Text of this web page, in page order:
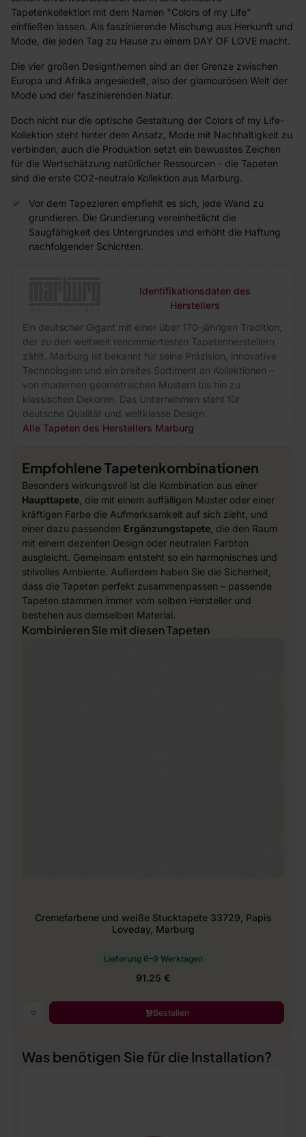
Tapetenkollektion mit dem Namen "Colors of my Life"
einfließen lassen. Als faszinierende Mischung aus Herkunft und
Mode, die jeden Tag zu Hause zu einem DAY OF LOVE macht.
Die vier großen Designthemen sind an der Grenze zwischen
Europa und Afrika angesiedelt, also der glamourösen Welt der
Mode und der faszinierenden Natur.
Doch nicht nur die optische Gestaltung der Colors of my Life-
Kollektion steht hinter dem Ansatz, Mode mit Nachhaltigkeit zu
verbinden, auch die Produktion setzt ein bewusstes Zeichen
für die Wertschätzung natürlicher Ressourcen - die Tapeten
sind die erste CO2-neutrale Kollektion aus Marburg.
Vor dem Tapezieren empfiehlt es sich, jede Wand zu
grundieren. Die Grundierung vereinheitlicht die
Saugfähigkeit des Untergrundes und erhöht die Haftung
nachfolgender Schichten.
Identifikationsdaten des
Herstellers
Ein deutscher Gigant mit einer über 170-jährigen Tradition,
der zu den weltweit renommiertesten Tapetenherstellern
zählt. Marburg ist bekannt für seine Präzision, innovative
Technologien und ein breites Sortiment an Kollektionen –
von modernen geometrischen Mustern bis hin zu
klassischen Dekoren. Das Unternehmen steht für
deutsche Qualität und weltklasse Design.
Alle Tapeten des Herstellers Marburg
Empfohlene Tapetenkombinationen
Besonders wirkungsvoll ist die Kombination aus einer
Haupttapete , die mit einem auffälligen Muster oder einer
kräftigen Farbe die Aufmerksamkeit auf sich zieht, und
einer dazu passenden Ergänzungstapete , die den Raum
mit einem dezenten Design oder neutralen Farbton
ausgleicht. Gemeinsam entsteht so ein harmonisches und
stilvolles Ambiente. Außerdem haben Sie die Sicherheit,
dass die Tapeten perfekt zusammenpassen – passende
Tapeten stammen immer vom selben Hersteller und
bestehen aus demselben Material.
Kombinieren Sie mit diesen Tapeten
Cremefarbene und weiße Stucktapete 33729, Papis
Loveday, Marburg
Lieferung 6–9 Werktagen
91.25 €
Bestellen
Was benötigen Sie für die Installation?